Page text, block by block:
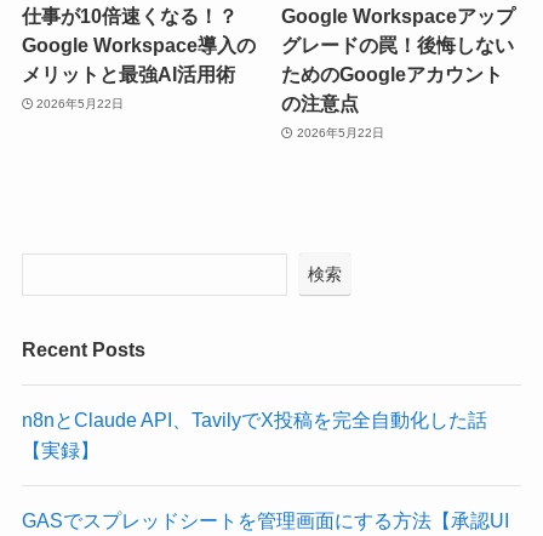
仕事が10倍速くなる！？
Google Workspace導入の
メリットと最強AI活用術
2026年5月22日
Google Workspaceアップ
グレードの罠！後悔しない
ためのGoogleアカウント
の注意点
2026年5月22日
検索
Recent Posts
n8nとClaude API、TavilyでX投稿を完全自動化した話
【実録】
GASでスプレッドシートを管理画面にする方法【承認UI